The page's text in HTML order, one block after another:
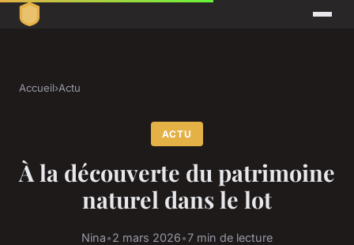
Accueil›Actu
ACTU
À la découverte du patrimoine
naturel dans le lot
Nina•2 mars 2026•7 min de lecture